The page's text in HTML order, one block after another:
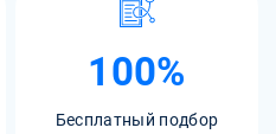
100%
Бесплатный подбор